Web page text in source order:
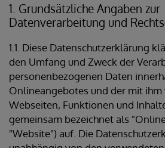
1. Grundsätzliche Angaben zur
Datenverarbeitung und
1.1. Diese Datenschutzerklärung
den Umfang und Zweck der
personenbezogenen Daten
Onlineangebotes und der mit ihm
Webseiten, Funktionen und
gemeinsam bezeichnet als
"Website") auf. Die